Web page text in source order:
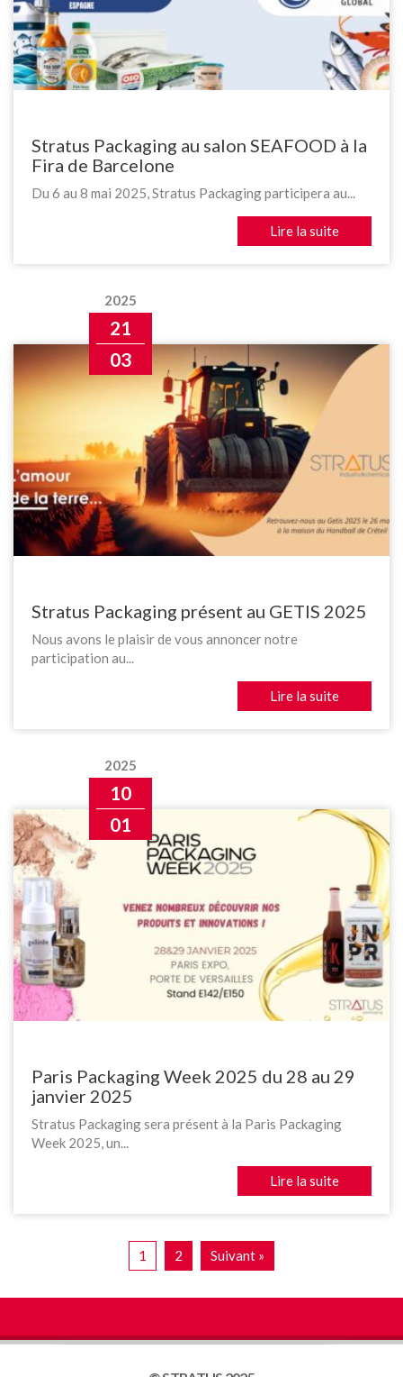
Stratus Packaging au salon SEAFOOD à la
Fira de Barcelone
Du 6 au 8 mai 2025, Stratus Packaging participera au...
Lire la suite
2025
21
03
Stratus Packaging présent au GETIS 2025
Nous avons le plaisir de vous annoncer notre
participation au...
Lire la suite
2025
10
01
Paris Packaging Week 2025 du 28 au 29
janvier 2025
Stratus Packaging sera présent à la Paris Packaging
Week 2025, un...
Lire la suite
1 2 Suivant »